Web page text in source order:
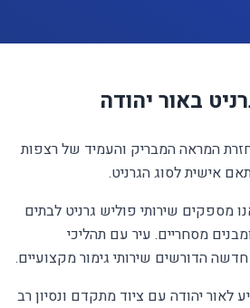
באור יהודה
המראה המבריק והעמיד של רצפות
אישית לסוג הגרניט.
מספקים שירותי פוליש גרניט לבתים
מסחריים. עיר עם תהליכי
חדשה הדורשים שירותי גימור מקצועיים.
לאור יהודה עם ציוד מתקדם ונסיון רב